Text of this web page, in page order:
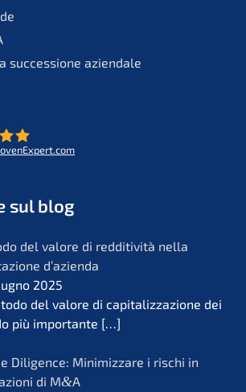
succes­sio­ne aziendale
sul blog
del valore di reddi­ti­vi­tà nella
d’azi­en­da
2025
del valore di capita­liz­za­zio­ne dei
più importan­te […]
Diligence: Minimiz­za­re i rischi in
di M&A